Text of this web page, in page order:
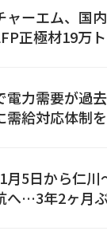
ャーエム、国
正極材19万
電力需要が過
需給対応体制
月5日から仁川
へ…3年2ヶ月